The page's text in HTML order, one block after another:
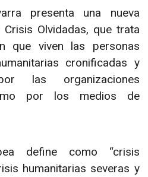
presenta una nueva
Olvidadas, que trata
que viven las personas
cronificadas y
las organizaciones
por los medios de
define como “crisis
humanitarias severas y